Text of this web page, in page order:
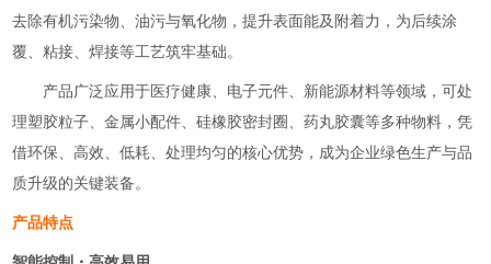
去除有机污染物、油污与氧化物，提升表面能及附着力，为后续涂
覆、粘接、焊接等工艺筑牢基础。
产品广泛应用于医疗健康、电子元件、新能源材料等领域，可处
理塑胶粒子、金属小配件、硅橡胶密封圈、药丸胶囊等多种物料，凭
借环保、高效、低耗、处理均匀的核心优势，成为企业绿色生产与品
质升级的关键装备。
产品特点